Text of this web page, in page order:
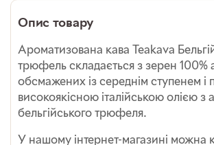
Опис товару
Ароматизована кава Teakava
трюфель складається з зерен 100%
обсмажених із середнім ступенем і
високоякісною італійською олією з
бельгійського трюфеля.
У нашому інтернет-магазині можна